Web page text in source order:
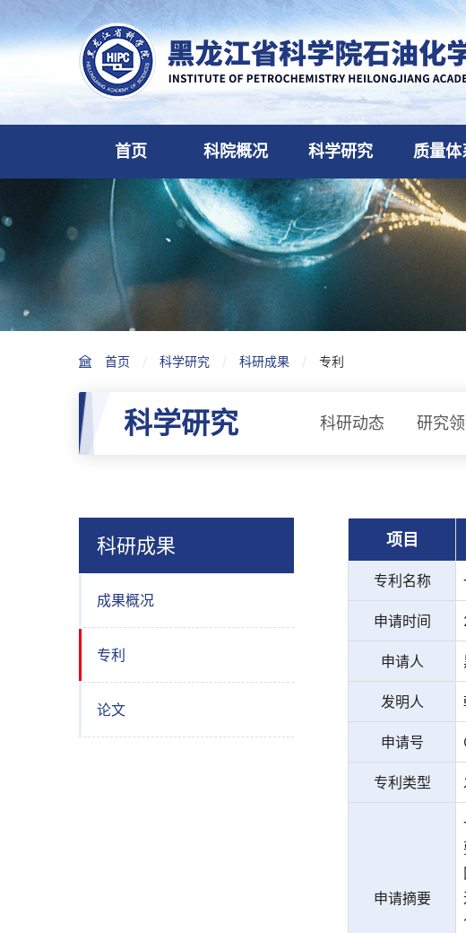
首页 科院概况 科学研究 质量体
首页 科学研究 科研成果 专利
科学研究 科研动态 研究
科研成果
成果概况
专利
论文
项目
专利名称
申请时间
申请人
发明人
申请号
专利类型
申请摘要